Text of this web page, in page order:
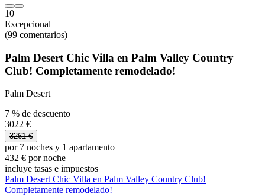
10
Excepcional
(99 comentarios)
Palm Desert Chic Villa en Palm Valley Country
Club! Completamente remodelado!
Palm Desert
7 % de descuento
3022 €
3261 €
por 7 noches y 1 apartamento
432 € por noche
incluye tasas e impuestos
Palm Desert Chic Villa en Palm Valley Country Club!
Completamente remodelado!